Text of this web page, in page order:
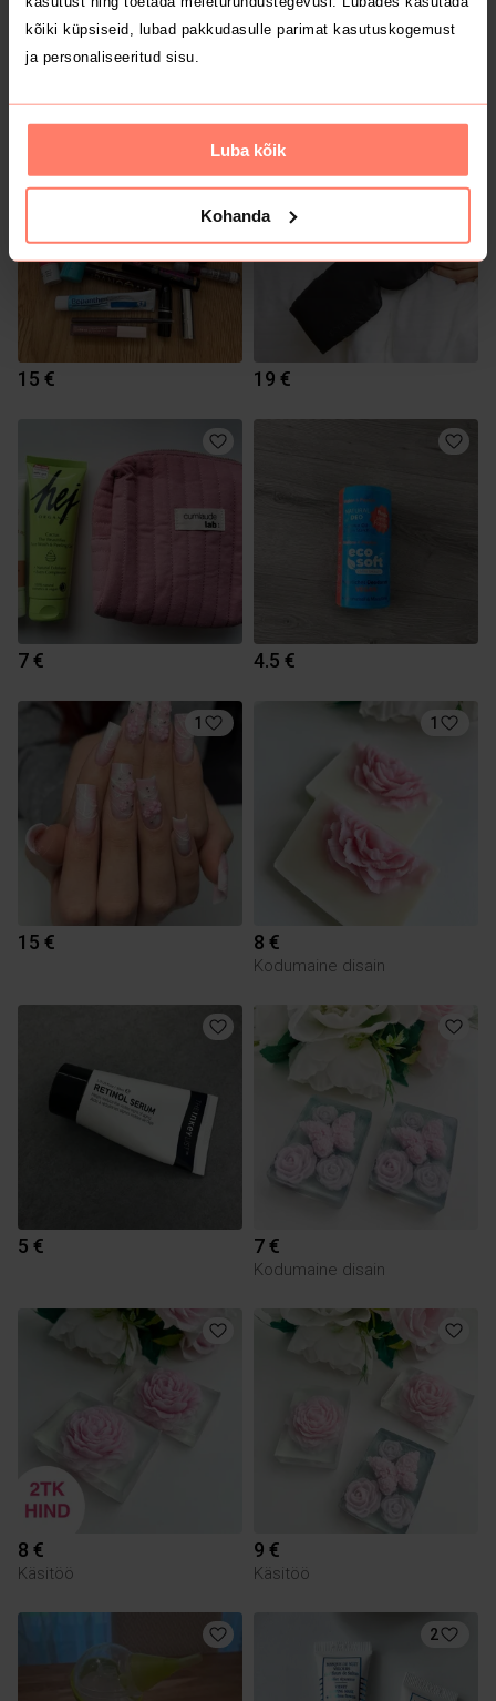
kõiki küpsiseid, lubad pakkudasulle parimat kasutuskogemust
ja personaliseeritud sisu.
Luba kõik
Kohanda
15 € 19 €
7 € 4.5 €
1
15 €
1
8 €
Kodumaine disain
5 € 7 €
Kodumaine disain
8 €
Käsitöö
9 €
Käsitöö
2